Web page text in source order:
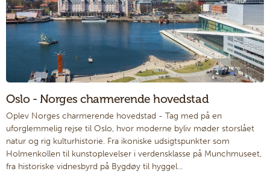
Oslo - Norges charmerende hovedstad
Oplev Norges charmerende hovedstad - Tag med på en
uforglemmelig rejse til Oslo, hvor moderne byliv møder storslået
natur og rig kulturhistorie. Fra ikoniske udsigtspunkter som
Holmenkollen til kunstoplevelser i verdensklasse på Munchmuseet,
fra historiske vidnesbyrd på Bygdøy til hyggel...